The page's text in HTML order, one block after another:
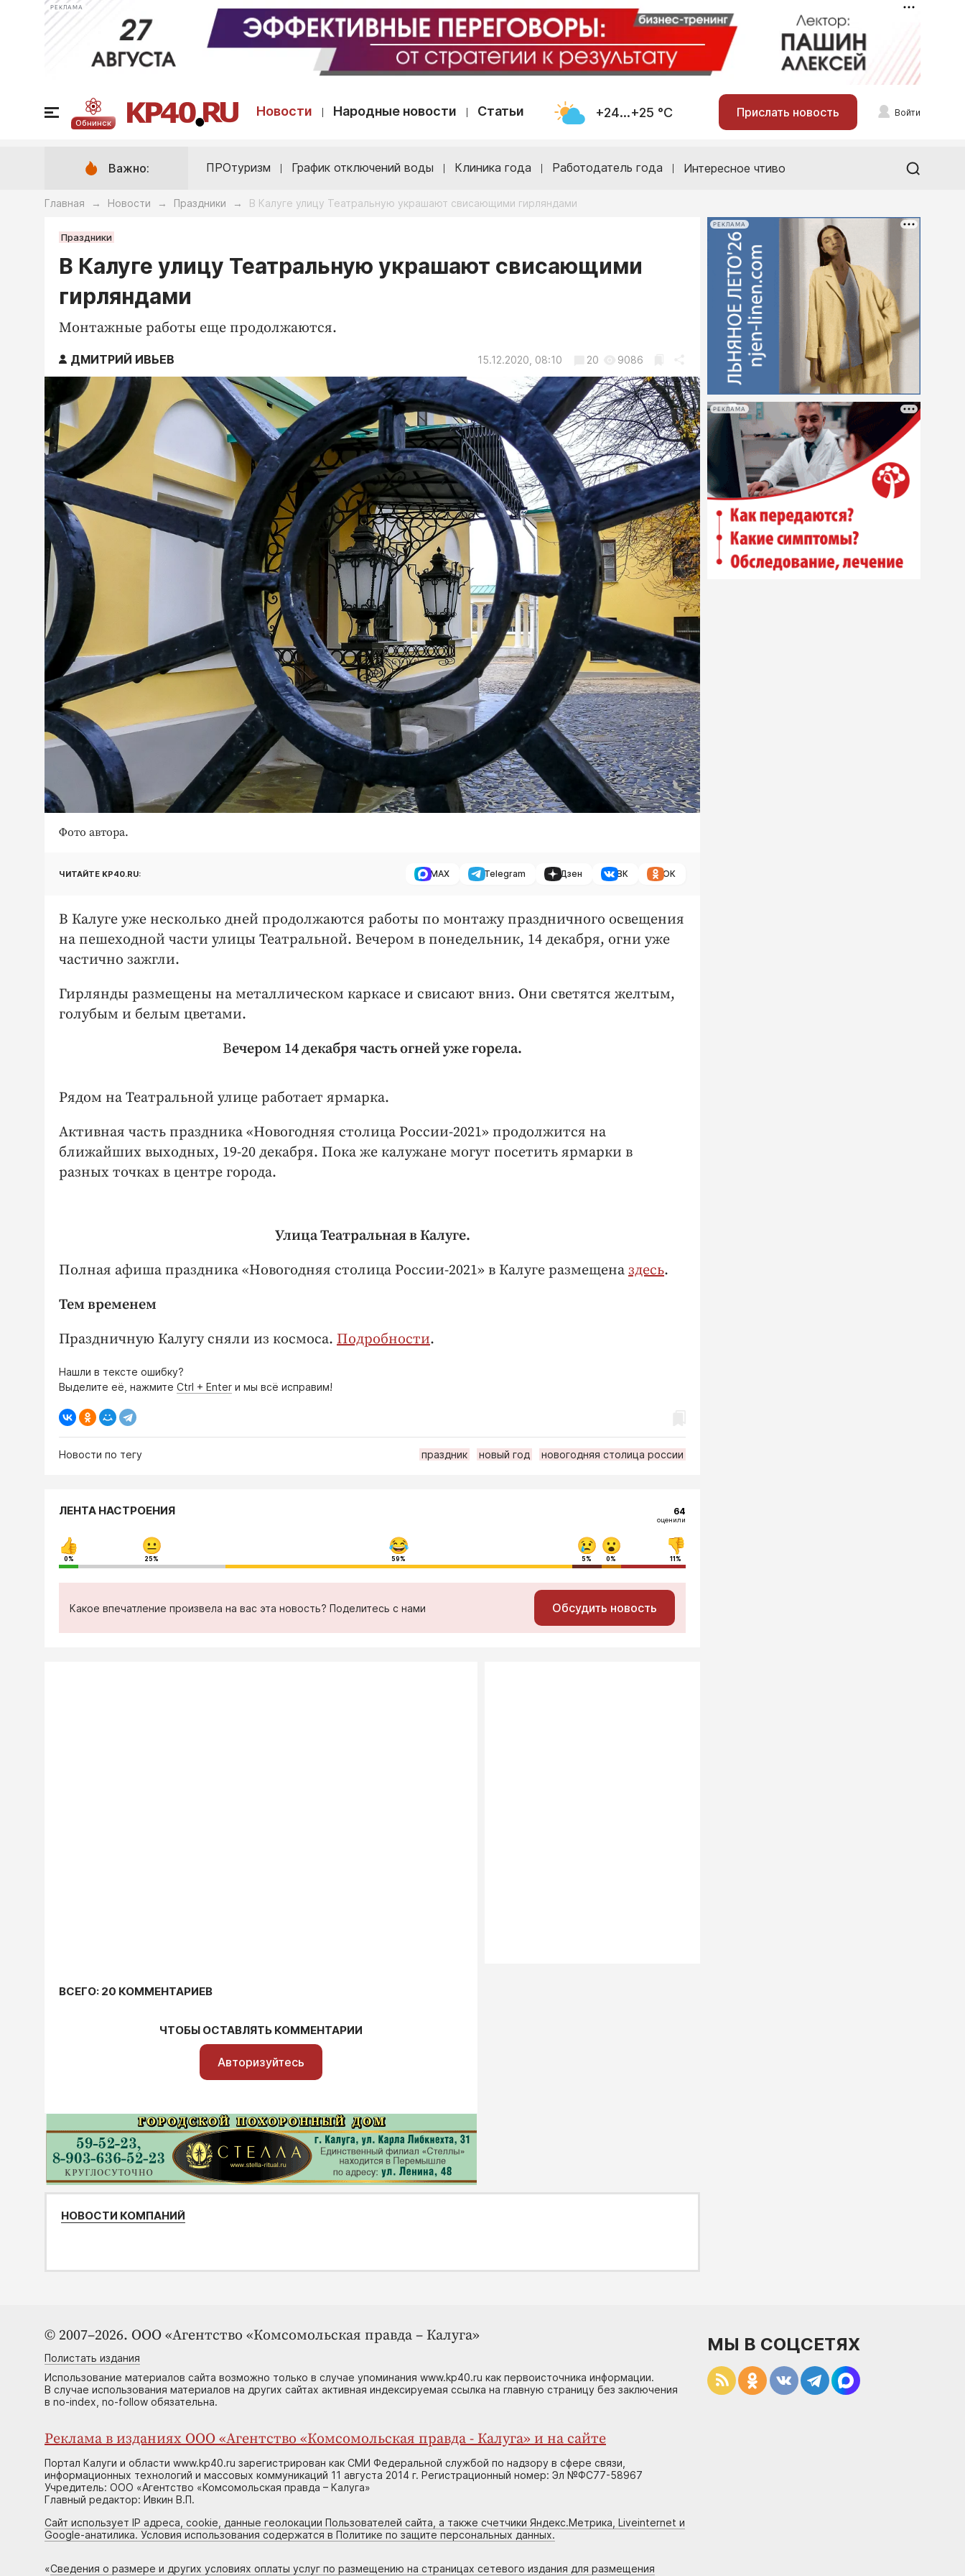
РЕКЛАМА
Обнинск
Новости Народные новости Статьи +24...+25 °С Прислать новость Войти
Важно: ПРОтуризм График отключений воды Клиника года Работодатель года Интересное чтиво
Главная → Новости → Праздники → В Калуге улицу Театральную украшают свисающими гирляндами
Праздники
В Калуге улицу Театральную украшают свисающими
гирляндами
Монтажные работы еще продолжаются.
ДМИТРИЙ ИВЬЕВ 15.12.2020, 08:10 20 9086
Фото автора.
ЧИТАЙТЕ KP40.RU: MAX Telegram Дзен ВК ОК
В Калуге уже несколько дней продолжаются работы по монтажу праздничного освещения
на пешеходной части улицы Театральной. Вечером в понедельник, 14 декабря, огни уже
частично зажгли.
Гирлянды размещены на металлическом каркасе и свисают вниз. Они светятся желтым,
голубым и белым цветами.
Вечером 14 декабря часть огней уже горела.
Рядом на Театральной улице работает ярмарка.
Активная часть праздника «Новогодняя столица России-2021» продолжится на
ближайших выходных, 19-20 декабря. Пока же калужане могут посетить ярмарки в
разных точках в центре города.
Улица Театральная в Калуге.
Полная афиша праздника «Новогодняя столица России-2021» в Калуге размещена здесь.
Тем временем
Праздничную Калугу сняли из космоса. Подробности.
Нашли в тексте ошибку?
Выделите её, нажмите Ctrl + Enter и мы всё исправим!
Новости по тегу праздник новый год новогодняя столица россии
РЕКЛАМА
РЕКЛАМА
ЛЕНТА НАСТРОЕНИЯ 64
оценили
0% 25% 59% 5% 0% 11%
Какое впечатление произвела на вас эта новость? Поделитесь с нами Обсудить новость
ВСЕГО: 20 КОММЕНТАРИЕВ
ЧТОБЫ ОСТАВЛЯТЬ КОММЕНТАРИИ
Авторизуйтесь
НОВОСТИ КОМПАНИЙ
© 2007–2026. ООО «Агентство «Комсомольская правда – Калуга»
Полистать издания
Использование материалов сайта возможно только в случае упоминания www.kp40.ru как первоисточника информации.
В случае использования материалов на других сайтах активная индексируемая ссылка на главную страницу без заключения
в no-index, no-follow обязательна.
Реклама в изданиях ООО «Агентство «Комсомольская правда - Калуга» и на сайте
Портал Калуги и области www.kp40.ru зарегистрирован как СМИ Федеральной службой по надзору в сфере связи,
информационных технологий и массовых коммуникаций 11 августа 2014 г. Регистрационный номер: Эл №ФС77-58967
Учредитель: ООО «Агентство «Комсомольская правда – Калуга»
Главный редактор: Ивкин В.П.
Сайт использует IP адреса, cookie, данные геолокации Пользователей сайта, а также счетчики Яндекс.Метрика, Liveinternet и
Google-анатилика. Условия использования содержатся в Политике по защите персональных данных.
«Сведения о размере и других условиях оплаты услуг по размещению на страницах сетевого издания для размещения
МЫ В СОЦСЕТЯХ